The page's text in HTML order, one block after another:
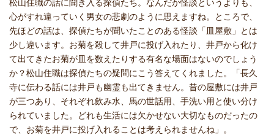
松山住職の話に聞き入る探偵たち。なんだか怪談というよりも、
心がすれ違っていく男女の悲劇のように思えますね。ところで、
先ほどの話は、探偵たちが聞いたことのある怪談「皿屋敷」とは
少し違います。お菊を殺して井戸に投げ入れたり、井戸から化け
て出てきたお菊が皿を数えたりする有名な場面はないのでしょう
か？松山住職は探偵たちの疑問にこう答えてくれました。「長久
寺に伝わる話には井戸も幽霊も出てきません。昔の屋敷には井戸
が三つあり、それぞれ飲み水、馬の世話用、手洗い用と使い分け
られていました。どれも生活には欠かせない大切なものだったの
で、お菊を井戸に投げ入れることは考えられませんね」。